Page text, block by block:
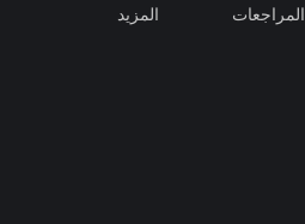
المراجعات المزيد